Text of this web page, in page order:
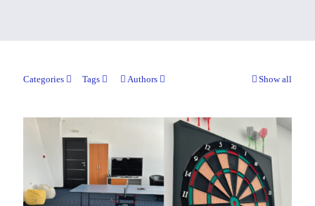
Categories Tags Authors Show all